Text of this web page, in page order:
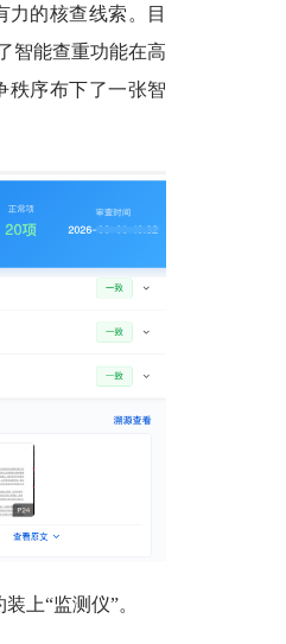
的核查线索。目
智能查重功能在高
秩序布下了一张智
上“监测仪”。